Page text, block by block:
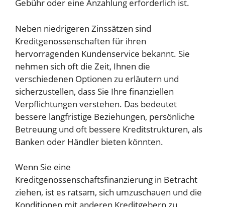
Gebühr oder eine Anzahlung erforderlich ist.
Neben niedrigeren Zinssätzen sind
Kreditgenossenschaften für ihren
hervorragenden Kundenservice bekannt. Sie
nehmen sich oft die Zeit, Ihnen die
verschiedenen Optionen zu erläutern und
sicherzustellen, dass Sie Ihre finanziellen
Verpflichtungen verstehen. Das bedeutet
bessere langfristige Beziehungen, persönliche
Betreuung und oft bessere Kreditstrukturen, als
Banken oder Händler bieten könnten.
Wenn Sie eine
Kreditgenossenschaftsfinanzierung in Betracht
ziehen, ist es ratsam, sich umzuschauen und die